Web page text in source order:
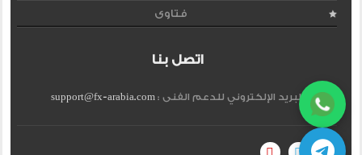
فتاوى
اتصل بنا
البريد الإلكتروني للدعم الفنى :support@fx-arabia.com